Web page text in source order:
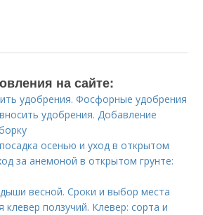
на сайте:
удобрения. Фосфорные удобрения
удобрения. Добавление
осенью и уход в открытом
за анемоной в открытом грунте:
весной. Сроки и выбор места
клевер ползучий. Клевер: сорта и